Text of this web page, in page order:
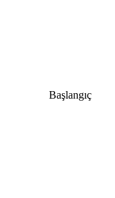
Başlangıç